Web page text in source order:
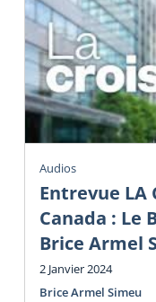
Audios
Entrevue LA
Canada : Le
Brice Armel
2 Janvier 2024
Brice Armel Simeu